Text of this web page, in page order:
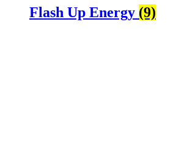
Flash Up Energy (9)